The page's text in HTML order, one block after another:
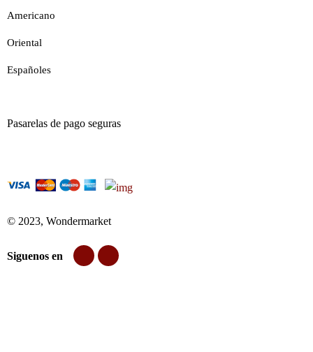
Americano
Oriental
Españoles
Pasarelas de pago seguras
© 2023, Wondermarket
Siguenos en